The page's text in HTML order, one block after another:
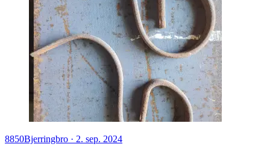
8850Bjerringbro · 2. sep. 2024